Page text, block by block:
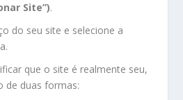
Site”).
do seu site e selecione a
que o site é realmente seu,
de duas formas: